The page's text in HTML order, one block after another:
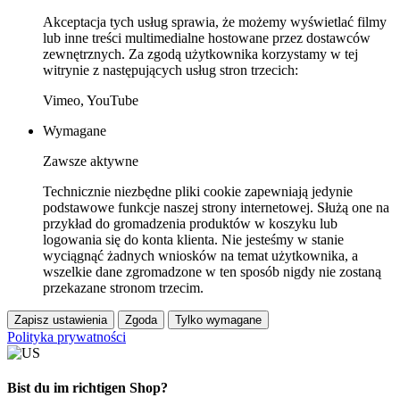
Akceptacja tych usług sprawia, że możemy wyświetlać filmy
lub inne treści multimedialne hostowane przez dostawców
zewnętrznych. Za zgodą użytkownika korzystamy w tej
witrynie z następujących usług stron trzecich:
Vimeo, YouTube
Wymagane
Zawsze aktywne
Technicznie niezbędne pliki cookie zapewniają jedynie
podstawowe funkcje naszej strony internetowej. Służą one na
przykład do gromadzenia produktów w koszyku lub
logowania się do konta klienta. Nie jesteśmy w stanie
wyciągnąć żadnych wniosków na temat użytkownika, a
wszelkie dane zgromadzone w ten sposób nigdy nie zostaną
przekazane stronom trzecim.
Zapisz ustawienia Zgoda Tylko wymagane
Polityka prywatności
Bist du im richtigen Shop?